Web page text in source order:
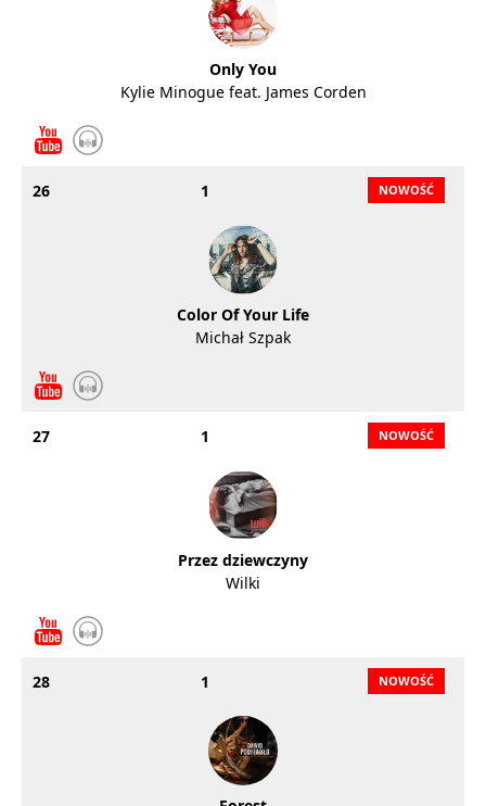
Only You
Kylie Minogue feat. James Corden
26 1
Color Of Your Life
Michał Szpak
27 1
Przez dziewczyny
Wilki
28 1